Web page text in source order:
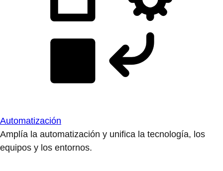
Automatización
Amplía la automatización y unifica la tecnología, los
equipos y los entornos.